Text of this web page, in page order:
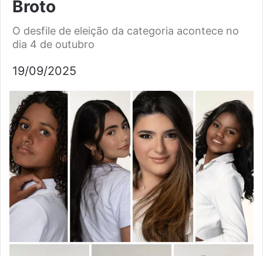
Broto
O desfile de eleição da categoria acontece no
dia 4 de outubro
19/09/2025